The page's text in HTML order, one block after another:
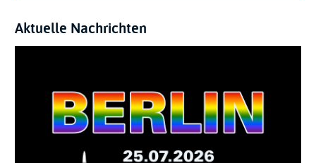
Aktuelle Nachrichten